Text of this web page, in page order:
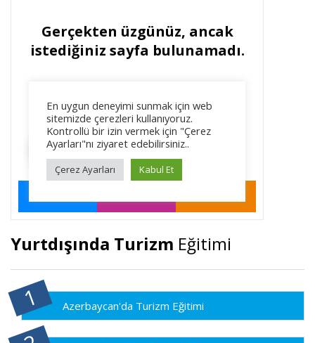
Yurtdışında Turizm Eğitimi
Azerbaycan'da Turizm Eğitimi